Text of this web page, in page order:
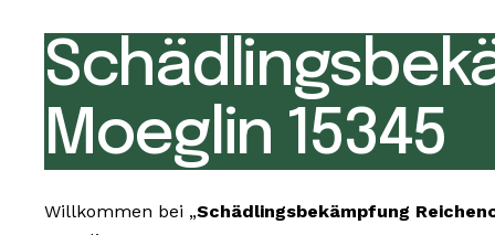
Moeglin 15345
Willkommen bei „Schädlingsbekämpfung